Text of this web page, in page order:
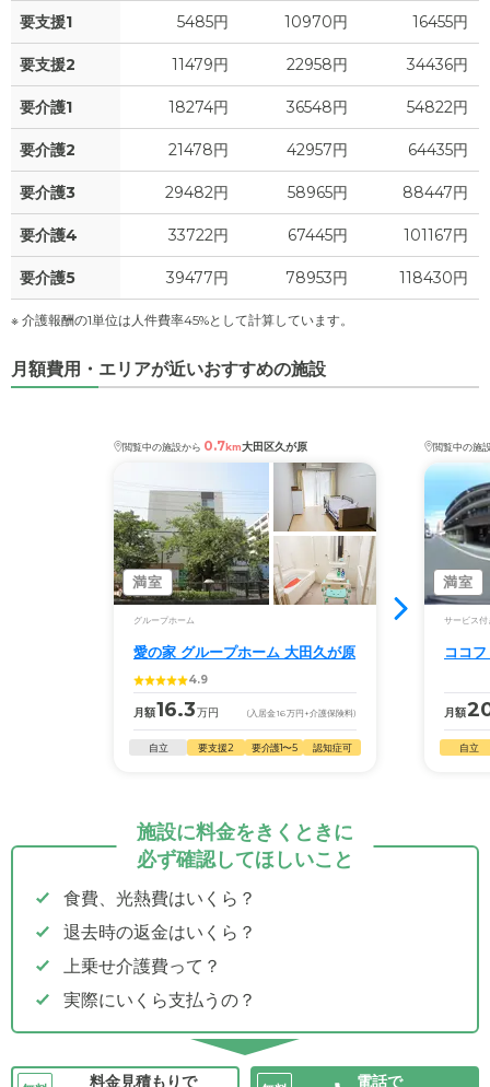
要支援1 5485円 10970円 16455円
要支援2 11479円 22958円 34436円
要介護1 18274円 36548円 54822円
要介護2 21478円 42957円 64435円
要介護3 29482円 58965円 88447円
要介護4 33722円 67445円 101167円
要介護5 39477円 78953円 118430円
※ 介護報酬の1単位は人件費率45%として計算しています。
月額費用・エリアが近いおすすめの施設
閲覧中の施設から 0.7km大田区久が原
満室
グループホーム
愛の家 グループホーム 大田久が原
4.9
月額16.3万円 (入居金16万円 +介護保険料)
自立 要支援2 要介護1〜5 認知症可
閲覧中の施
満室
サービス付
ココ
月額
自立
施設に料金をきくときに
必ず確認してほしいこと
食費、光熱費はいくら？
退去時の返金はいくら？
上乗せ介護費って？
実際にいくら支払うの？
料金見積もりで 電話で